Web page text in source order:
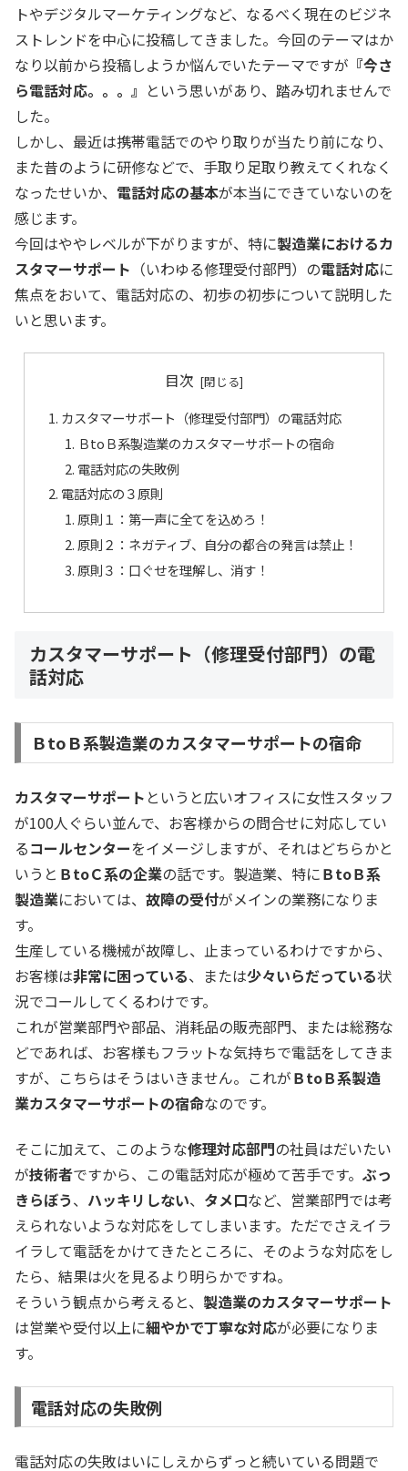
トやデジタルマーケティングなど、なるべく現在のビジネ
ストレンドを中心に投稿してきました。今回のテーマはか
なり以前から投稿しようか悩んでいたテーマですが 『今さ
ら電話対応。。。』 という思いがあり、踏み切れませんで
した。
しかし、最近は携帯電話でのやり取りが当たり前になり、
また昔のように研修などで、手取り足取り教えてくれなく
なったせいか、 電話対応の基本が本当にできていないのを
感じます。
今回はややレベルが下がりますが、特に製造業におけるカ
スタマーサポート （いわゆる修理受付部門）の電話対応に
焦点をおいて、電話対応の、初歩の初歩について説明した
いと思います。
目次
カスタマーサポート（修理受付部門）の電話対応
ＢtoＢ系製造業のカスタマーサポートの宿命
電話対応の失敗例
電話対応の３原則
原則１：第一声に全てを込めろ！
原則２：ネガティブ、自分の都合の発言は禁止！
原則３：口ぐせを理解し、消す！
カスタマーサポート（修理受付部門）の電
話対応
ＢtoＢ系製造業のカスタマーサポートの宿命
カスタマーサポート というと広いオフィスに女性スタッフ
が100人ぐらい並んで、お客様からの問合せに対応してい
るコールセンターをイメージしますが、それはどちらかと
いうと ＢtoＣ系の企業の話です。製造業、特にＢtoＢ系
製造業においては、 故障の受付がメインの業務になりま
す。
生産している機械が故障し、止まっているわけですから、
お客様は非常に困っている、または少々いらだっている状
況でコールしてくるわけです。
これが営業部門や部品、消耗品の販売部門、または総務な
どであれば、お客様もフラットな気持ちで電話をしてきま
すが、こちらはそうはいきません。これがＢtoＢ系製造
業カスタマーサポートの宿命なのです。
そこに加えて、このような修理対応部門の社員はだいたい
が技術者ですから、この電話対応が極めて苦手です。 ぶっ
きらぼう、 ハッキリしない、 タメ口など、営業部門では考
えられないような対応をしてしまいます。ただでさえイラ
イラして電話をかけてきたところに、そのような対応をし
たら、結果は火を見るより明らかですね。
そういう観点から考えると、 製造業のカスタマーサポート
は営業や受付以上に細やかで丁寧な対応が必要になりま
す。
電話対応の失敗例
電話対応の失敗はいにしえからずっと続いている問題で